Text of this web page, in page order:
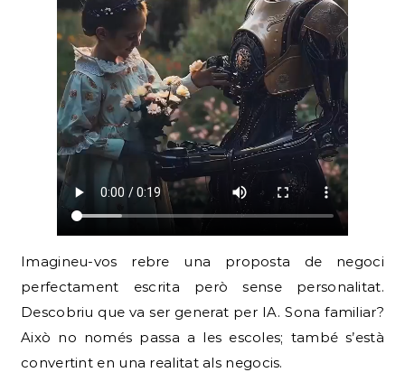
Imagineu-vos rebre una proposta de negoci
perfectament escrita però sense personalitat.
Descobriu que va ser generat per IA. Sona familiar?
Això no només passa a les escoles; també s’està
convertint en una realitat als negocis.